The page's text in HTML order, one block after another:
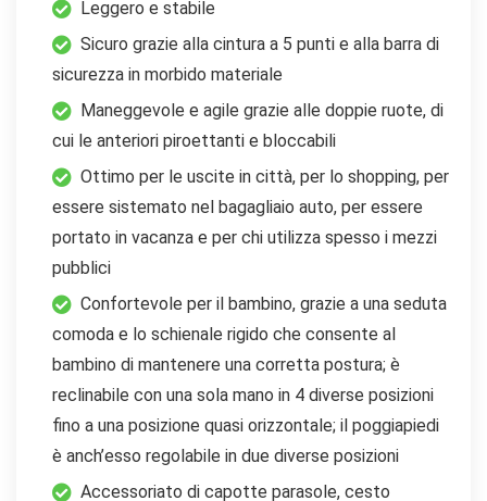
Leggero e stabile
Sicuro grazie alla cintura a 5 punti e alla barra di
sicurezza in morbido materiale
Maneggevole e agile grazie alle doppie ruote, di
cui le anteriori piroettanti e bloccabili
Ottimo per le uscite in città, per lo shopping, per
essere sistemato nel bagagliaio auto, per essere
portato in vacanza e per chi utilizza spesso i mezzi
pubblici
Confortevole per il bambino, grazie a una seduta
comoda e lo schienale rigido che consente al
bambino di mantenere una corretta postura; è
reclinabile con una sola mano in 4 diverse posizioni
fino a una posizione quasi orizzontale; il poggiapiedi
è anch’esso regolabile in due diverse posizioni
Accessoriato di capotte parasole, cesto